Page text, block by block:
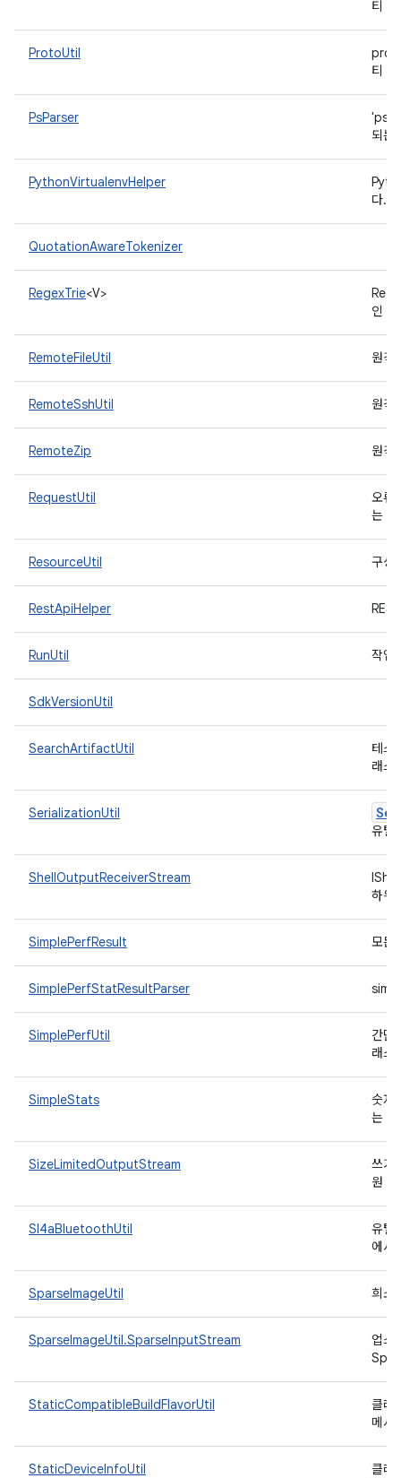
티
ProtoUtil
티
PsParser
'ps'
되는
PythonVirtualenvHelper
다.
QuotationAwareTokenizer
RegexTrie<V>
인
RemoteFileUtil 원격
RemoteSshUtil 원격
RemoteZip 원격
RequestUtil
오류
는
ResourceUtil 구성
RestApiHelper
RunUtil 작업
SdkVersionUtil
SearchArtifactUtil
테스
래스
SerializationUtil
유틸
ShellOutputReceiverStream
하위
SimplePerfResult 모든
SimplePerfStatResultParser
SimplePerfUtil
간단
래스
SimpleStats
숫자
는
SizeLimitedOutputStream
쓰기
원
Sl4aBluetoothUtil
유틸
에서
SparseImageUtil 희소
SparseImageUtil.SparseInputStream
업스
StaticCompatibleBuildFlavorUtil
클래
메서
StaticDeviceInfoUtil
클래